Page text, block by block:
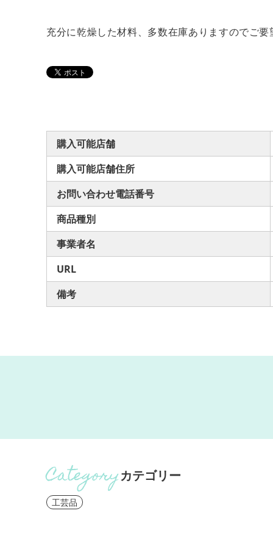
充分に乾燥した材料、多数在庫ありますのでご
購入可能店舗
購入可能店舗住所
お問い合わせ電話番号
商品種別
事業者名
URL
備考
カテゴリー
工芸品